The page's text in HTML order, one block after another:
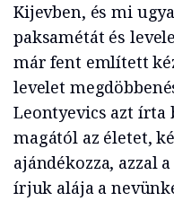
Kijevben, és mi
paksamétát és
már fent említett
levelet
Leontyevics azt írta
magától az életet,
ajándékozza, azzal
írjuk alája a